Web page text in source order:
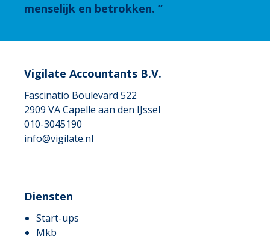
menselijk en betrokken.
Vigilate Accountants B.V.
Fascinatio Boulevard 522
2909 VACapelle aan den IJssel
010-3045190
info@vigilate.nl
Diensten
Start-ups
Mkb